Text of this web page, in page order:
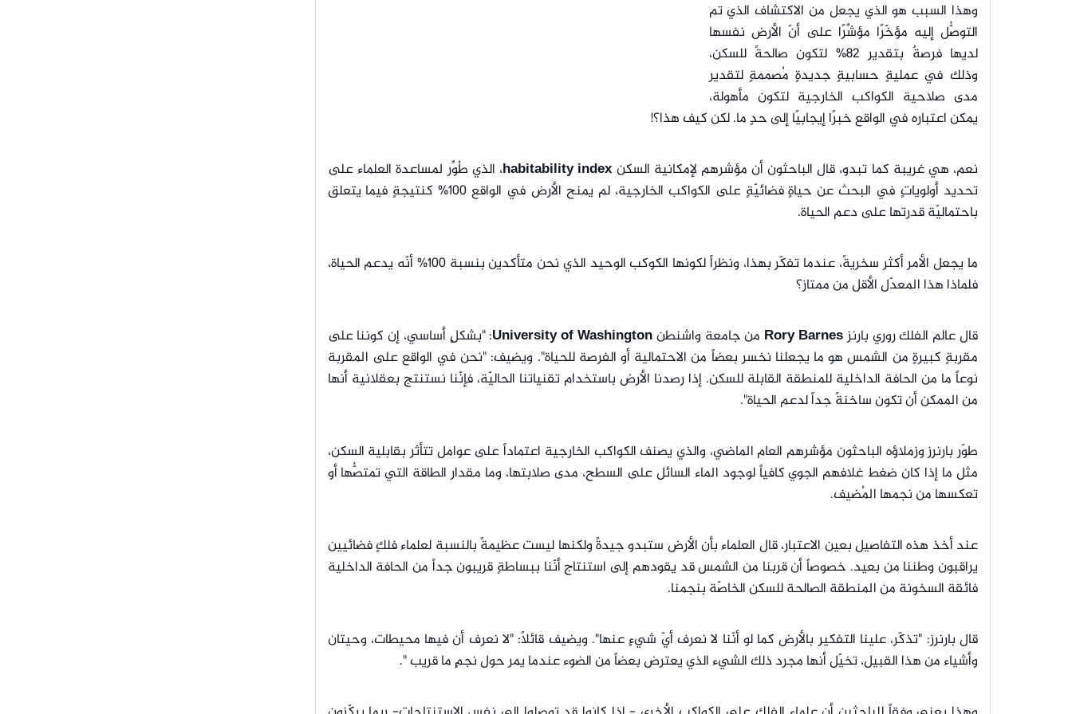
وهذا السبب هو الذي يجعل من الاكتشاف الذي تم
التوصُّل إليه مؤخّرًا مؤشِّرًا على أنّ الأرض نفسها
لديها فرصةٌ بتقدير 82% لتكون صالحةً للسكن،
وذلك في عمليةٍ حسابيةٍ جديدةٍ مُصممةٍ لتقدير
مدى صلاحية الكواكب الخارجية لتكون مأهولة،
يمكن اعتباره في الواقع خبرًا إيجابيًا إلى حدٍ ما. لكن كيف هذا؟!
نعم، هي غريبة كما تبدو، قال الباحثون أن مؤشرهم لإمكانية السكن habitability index، الذي طُوِّر لمساعدة العلماء على
تحديد أولوياتٍ في البحث عن حياةٍ فضائيّةٍ على الكواكب الخارجية، لم يمنح الأرض في الواقع 100% كنتيجةٍ فيما يتعلق
باحتماليّة قدرتها على دعم الحياة.
ما يجعل الأمر أكثر سخريةً، عندما تفكّر بهذا، ونظراً لكونها الكوكب الوحيد الذي نحن متأكدين بنسبة 100% أنّه يدعم الحياة،
فلماذا هذا المعدّل الأقل من ممتاز؟
قال عالم الفلك روري بارنزRory Barnes من جامعة واشنطن
: "بشكلٍ أساسي، إن كوننا على
مقربةٍ كبيرةٍ من الشمس هو ما يجعلنا نخسر بعضاً من الاحتمالية أو الفرصة للحياة". ويضيف: "نحن في الواقع على المقربة
نوعاً ما من الحافة الداخلية للمنطقة القابلة للسكن. إذا رصدنا الأرض باستخدام تقنياتنا الحاليّة، فإنّنا نستنتج بعقلانية أنها
من الممكن أن تكون ساخنةً جداً لدعم الحياة".
طوّر بارنرز وزملاؤه الباحثون مؤشرهم العام الماضي، والذي يصنف الكواكب الخارجية اعتماداً على عوامل تتأثر بقابلية السكن،
مثل ما إذا كان ضغط غلافهم الجوي كافياً لوجود الماء السائل على السطح، مدى صلابتها، وما مقدار الطاقة التي تمتصُّها أو
تعكسها من نجمها المُضيف.
عند أخذ هذه التفاصيل بعين الاعتبار، قال العلماء بأن الأرض ستبدو جيدةً ولكنها ليست عظيمةً بالنسبة لعلماء فلكٍ فضائيين
يراقبون وطننا من بعيد. خصوصاً أن قربنا من الشمس قد يقودهم إلى استنتاج أنّنا ببساطةٍ قريبون جداً من الحافة الداخلية
فائقة السخونة من المنطقة الصالحة للسكن الخاصّة بنجمنا.
قال بارنرز: "تذكّر، علينا التفكير بالأرض كما لو أنّنا لا نعرف أيّ شيءٍ عنها". ويضيف قائلاً: "لا نعرف أن فيها محيطات، وحيتان
وأشياء من هذا القبيل، تخيّل أنها مجرد ذلك الشيء الذي يعترض بعضاً من الضوء عندما يمر حول نجمٍ ما قريب ".